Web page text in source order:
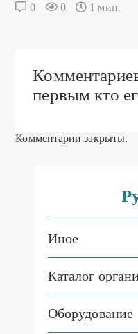
0 0 1 мин.
первым кто
Комментарии закрыты.
Иное
Каталог
Оборудование